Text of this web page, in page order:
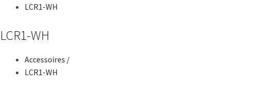
LCR1-WH
LCR1-WH
Accessoires /
LCR1-WH